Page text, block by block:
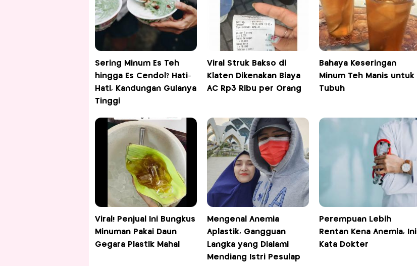
Sering Minum Es Teh
hingga Es Cendol? Hati-
Hati, Kandungan Gulanya
Tinggi
Viral Struk Bakso di
Klaten Dikenakan Biaya
AC Rp3 Ribu per Orang
Bahaya Keseringan
Minum Teh Manis untuk
Tubuh
Viral! Penjual Ini Bungkus
Minuman Pakai Daun
Gegara Plastik Mahal
Mengenal Anemia
Aplastik, Gangguan
Langka yang Dialami
Mendiang Istri Pesulap
Perempuan Lebih
Rentan Kena Anemia, Ini
Kata Dokter